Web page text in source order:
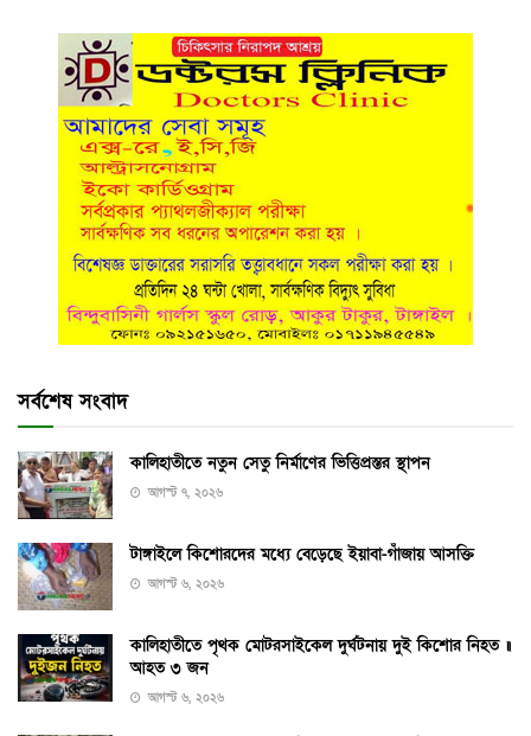
সর্বশেষ সংবাদ
কালিহাতীতে নতুন সেতু নির্মাণের ভিত্তিপ্রস্তর স্থাপন
আগস্ট ৭, ২০২৬
টাঙ্গাইলে কিশোরদের মধ্যে বেড়েছে ইয়াবা-গাঁজায় আসক্তি
আগস্ট ৬, ২০২৬
কালিহাতীতে পৃথক মোটরসাইকেল দুর্ঘটনায় দুই কিশোর নিহত ॥
আহত ৩ জন
আগস্ট ৬, ২০২৬